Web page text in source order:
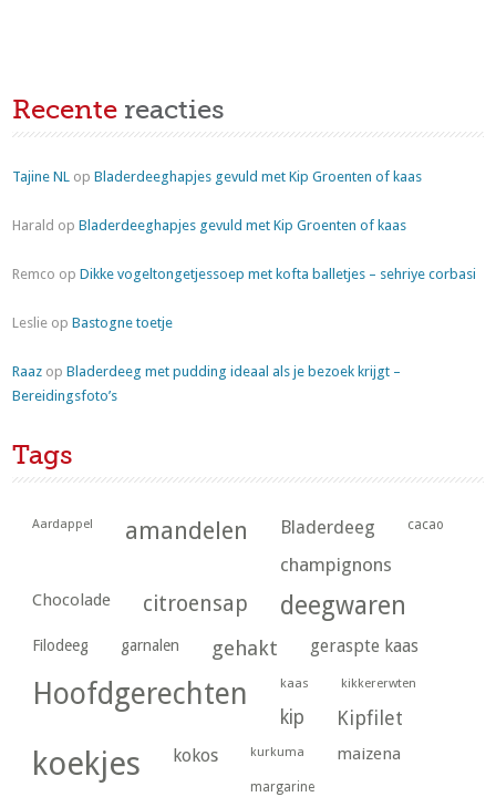
Recente reacties
Tajine NL opBladerdeeghapjes gevuld met Kip Groenten of kaas
Harald opBladerdeeghapjes gevuld met Kip Groenten of kaas
Remco opDikke vogeltongetjessoep met kofta balletjes – sehriye corbasi
Leslie opBastogne toetje
Raaz opBladerdeeg met pudding ideaal als je bezoek krijgt –
Bereidingsfoto’s
Tags
Aardappel amandelen Bladerdeeg cacao
champignons
Chocolade citroensap deegwaren
Filodeeg garnalen gehakt geraspte kaas
Hoofdgerechten kaas kikkererwten
kip Kipfilet
koekjes kokos kurkuma maizena
margarine